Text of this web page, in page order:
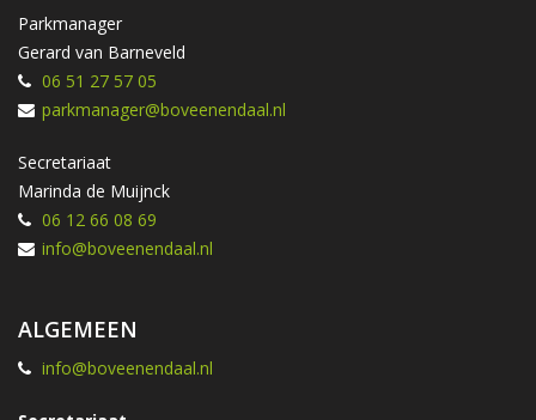
Parkmanager
Gerard van Barneveld
06 51 27 57 05
parkmanager@boveenendaal.nl
Secretariaat
Marinda de Muijnck
06 12 66 08 69
info@boveenendaal.nl
ALGEMEEN
info@boveenendaal.nl